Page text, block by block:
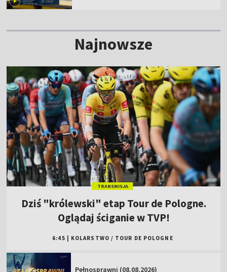
Najnowsze
TRANSMISJA
Dziś "królewski" etap Tour de Pologne.
Oglądaj ściganie w TVP!
6:45 KOLARSTWO / TOUR DE POLOGNE
Pełnosprawni (08.08.2026)